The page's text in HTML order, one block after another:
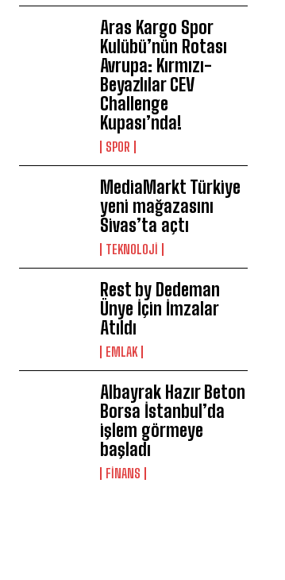
Aras Kargo Spor
Kulübü’nün Rotası
Avrupa: Kırmızı-
Beyazlılar CEV
Challenge
Kupası’nda!
SPOR
MediaMarkt Türkiye
yeni mağazasını
Sivas’ta açtı
TEKNOLOJİ
Rest by Dedeman
Ünye İçin İmzalar
Atıldı
EMLAK
Albayrak Hazır Beton
Borsa İstanbul’da
işlem görmeye
başladı
FİNANS